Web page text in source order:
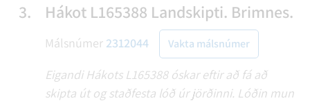
3. Hákot L165388 Landskipti. Brimnes.
Málsnúmer 2312044 Vakta málsnúmer
Eigandi Hákots L165388 óskar eftir að fá að
skipta út og staðfesta lóð úr jörðinni. Lóðin mun